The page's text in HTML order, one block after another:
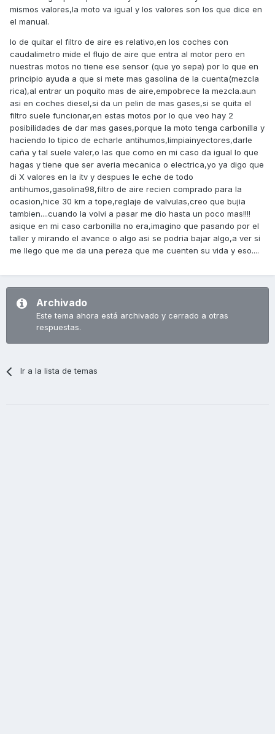
mismos valores,la moto va igual y los valores son los que dice en
el manual.
lo de quitar el filtro de aire es relativo,en los coches con
caudalimetro mide el flujo de aire que entra al motor pero en
nuestras motos no tiene ese sensor (que yo sepa) por lo que en
principio ayuda a que si mete mas gasolina de la cuenta(mezcla
rica),al entrar un poquito mas de aire,empobrece la mezcla.aun
asi en coches diesel,si da un pelin de mas gases,si se quita el
filtro suele funcionar,en estas motos por lo que veo hay 2
posibilidades de dar mas gases,porque la moto tenga carbonilla y
haciendo lo tipico de echarle antihumos,limpiainyectores,darle
caña y tal suele valer,o las que como en mi caso da igual lo que
hagas y tiene que ser averia mecanica o electrica,yo ya digo que
di X valores en la itv y despues le eche de todo
antihumos,gasolina98,filtro de aire recien comprado para la
ocasion,hice 30 km a tope,reglaje de valvulas,creo que bujia
tambien....cuando la volvi a pasar me dio hasta un poco mas!!!!
asique en mi caso carbonilla no era,imagino que pasando por el
taller y mirando el avance o algo asi se podria bajar algo,a ver si
me llego que me da una pereza que me cuenten su vida y eso....
Archivado
Este tema ahora está archivado y cerrado a otras
respuestas.
Ir a la lista de temas